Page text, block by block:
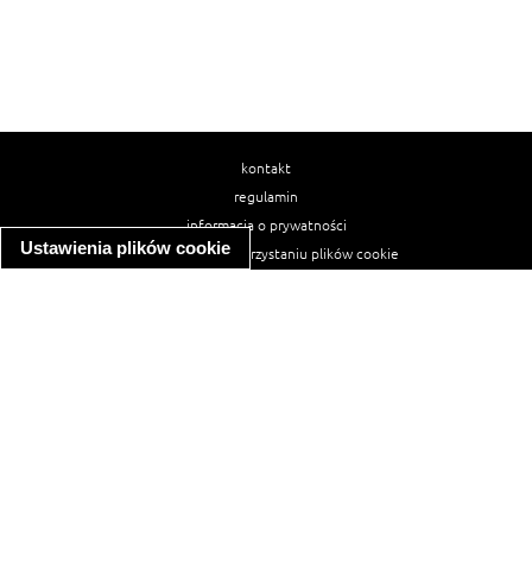
Ustawienia plików cookie
kontakt
regulamin
informacja o prywatności
informacja o wykorzystaniu plików cookie